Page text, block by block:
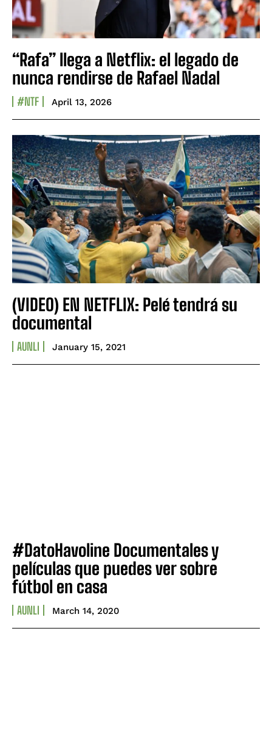
“Rafa” llega a Netflix: el legado de
nunca rendirse de Rafael Nadal
#NTF April 13, 2026
(VIDEO) EN NETFLIX: Pelé tendrá su
documental
AUNLI January 15, 2021
#DatoHavoline Documentales y
películas que puedes ver sobre
fútbol en casa
AUNLI March 14, 2020